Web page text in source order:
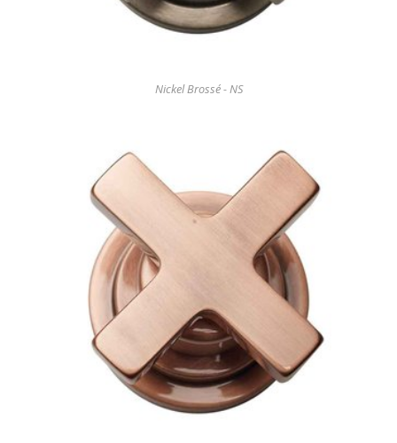
Nickel Brossé - NS